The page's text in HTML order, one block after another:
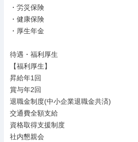
・労災保険
・健康保険
・厚生年金
待遇・福利厚生
【福利厚生】
昇給年1回
賞与年2回
退職金制度(中小企業退職金共済)
交通費全額支給
資格取得支援制度
社内懇親会